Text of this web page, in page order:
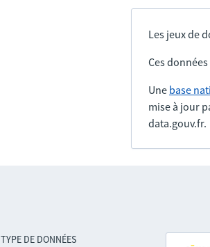
Les jeux de
Ces
Une base
mise à jour
data.gouv.fr.
TYPE DE DONNÉES